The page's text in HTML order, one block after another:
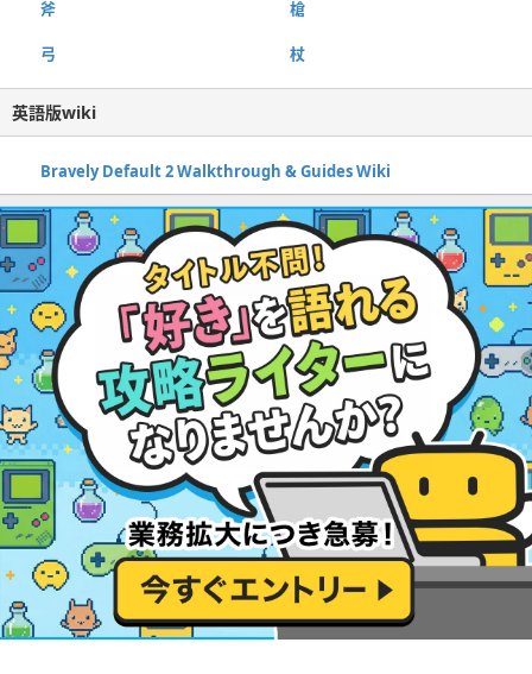
斧 槍
弓 杖
英語版wiki
Bravely Default 2 Walkthrough & Guides Wiki